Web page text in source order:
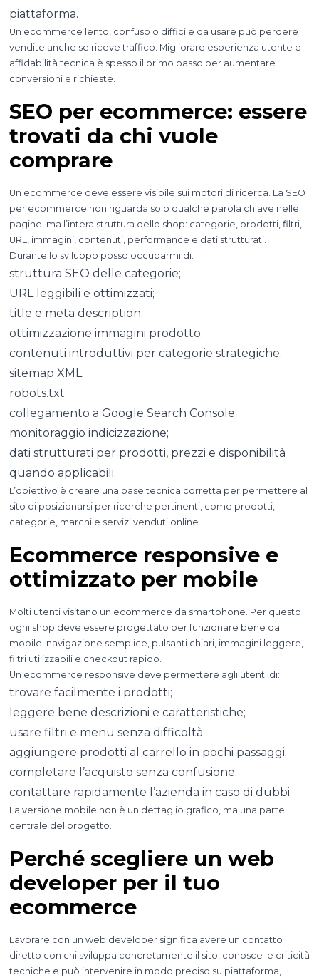
piattaforma.
Un ecommerce lento, confuso o difficile da usare può perdere
vendite anche se riceve traffico. Migliorare esperienza utente e
affidabilità tecnica è spesso il primo passo per aumentare
conversioni e richieste.
SEO per ecommerce: essere
trovati da chi vuole
comprare
Un ecommerce deve essere visibile sui motori di ricerca. La SEO
per ecommerce non riguarda solo qualche parola chiave nelle
pagine, ma l’intera struttura dello shop: categorie, prodotti, filtri,
URL, immagini, contenuti, performance e dati strutturati.
Durante lo sviluppo posso occuparmi di:
struttura SEO delle categorie;
URL leggibili e ottimizzati;
title e meta description;
ottimizzazione immagini prodotto;
contenuti introduttivi per categorie strategiche;
sitemap XML;
robots.txt;
collegamento a Google Search Console;
monitoraggio indicizzazione;
dati strutturati per prodotti, prezzi e disponibilità
quando applicabili.
L’obiettivo è creare una base tecnica corretta per permettere al
sito di posizionarsi per ricerche pertinenti, come prodotti,
categorie, marchi e servizi venduti online.
Ecommerce responsive e
ottimizzato per mobile
Molti utenti visitano un ecommerce da smartphone. Per questo
ogni shop deve essere progettato per funzionare bene da
mobile: navigazione semplice, pulsanti chiari, immagini leggere,
filtri utilizzabili e checkout rapido.
Un ecommerce responsive deve permettere agli utenti di:
trovare facilmente i prodotti;
leggere bene descrizioni e caratteristiche;
usare filtri e menu senza difficoltà;
aggiungere prodotti al carrello in pochi passaggi;
completare l’acquisto senza confusione;
contattare rapidamente l’azienda in caso di dubbi.
La versione mobile non è un dettaglio grafico, ma una parte
centrale del progetto.
Perché scegliere un web
developer per il tuo
ecommerce
Lavorare con un web developer significa avere un contatto
diretto con chi sviluppa concretamente il sito, conosce le criticità
tecniche e può intervenire in modo preciso su piattaforma,